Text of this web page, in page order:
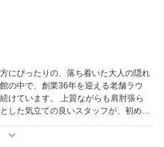
にぴったりの、落ち着いた大人の隠れ
の中で、創業36年を迎える老舗ラウ
質ながらも肩肘張ら
した気立ての良いスタッフが、初めて
お手頃な価格で楽しめるのも嬉しいポ